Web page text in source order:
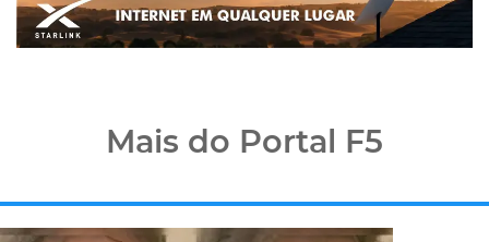
Mais do Portal F5